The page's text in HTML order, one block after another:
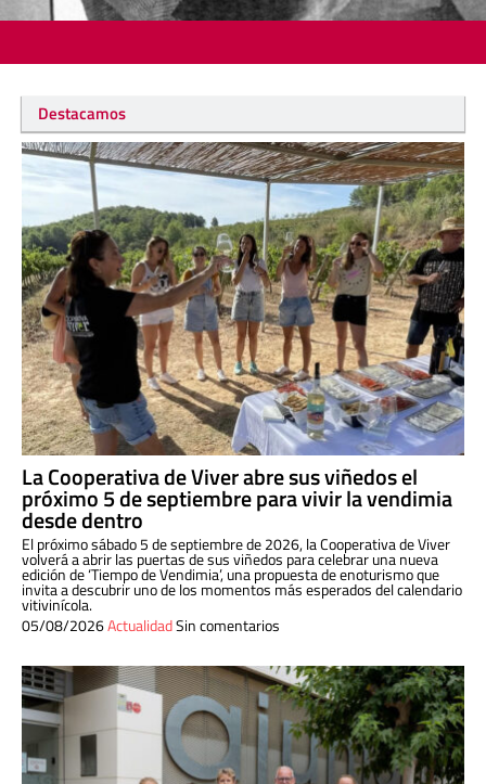
Destacamos
La Cooperativa de Viver abre sus viñedos el
próximo 5 de septiembre para vivir la vendimia
desde dentro
El próximo sábado 5 de septiembre de 2026, la Cooperativa de Viver
volverá a abrir las puertas de sus viñedos para celebrar una nueva
edición de ‘Tiempo de Vendimia’, una propuesta de enoturismo que
invita a descubrir uno de los momentos más esperados del calendario
vitivinícola.
05/08/2026ActualidadSin comentarios